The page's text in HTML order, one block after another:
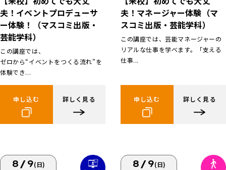
夫！イベントプロデューサ
ー体験！（マスコミ出版・
芸能学科）
この講座では、
ゼロから“イベントをつくる流れ”を
体験でき...
申し込む 詳しく見る
夫！マネージャー体験（マ
スコミ出版・芸能学科）
この講座では、芸能マネージャーの
リアルな仕事を学べます。「支える
仕事...
申し込む 詳しく見る
8/9(日) 8/9(日)